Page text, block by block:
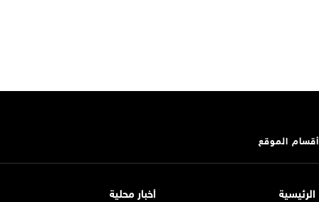
أقسام الموقع
الرئيسية
أخبار محلية